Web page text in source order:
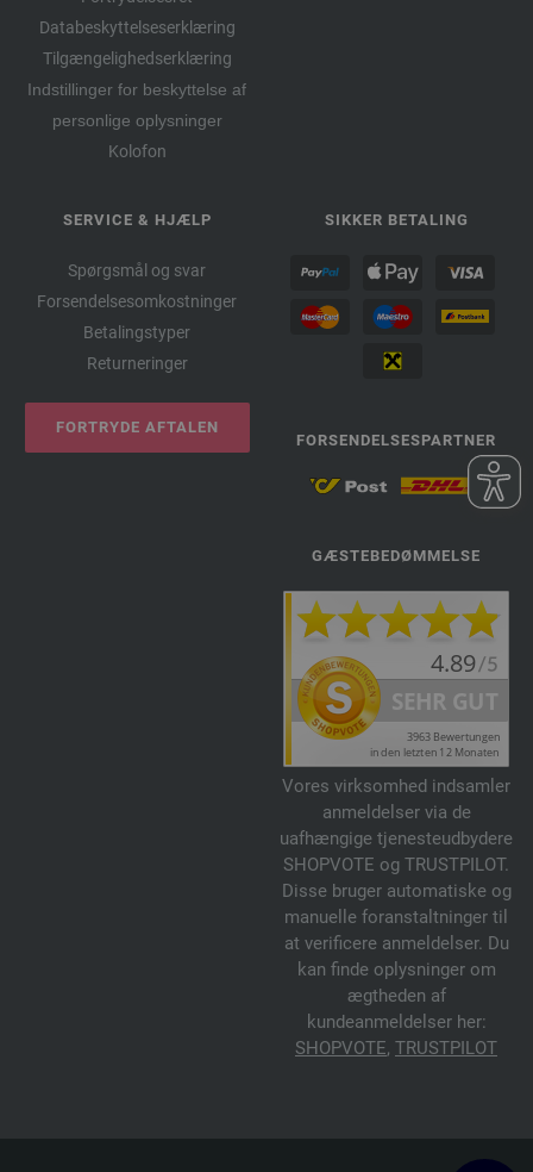
Databeskyttelseserklæring
Tilgængelighedserklæring
Indstillinger for beskyttelse af
personlige oplysninger
Kolofon
SERVICE & HJÆLP
Spørgsmål og svar
Forsendelsesomkostninger
Betalingstyper
Returneringer
FORTRYDE AFTALEN
SIKKER BETALING
FORSENDELSESPARTNER
GÆSTEBEDØMMELSE
Vores virksomhed indsamler
anmeldelser via de
uafhængige tjenesteudbydere
SHOPVOTE og TRUSTPILOT.
Disse bruger automatiske og
manuelle foranstaltninger til
at verificere anmeldelser. Du
kan finde oplysninger om
ægtheden af
kundeanmeldelser her:
SHOPVOTE, TRUSTPILOT